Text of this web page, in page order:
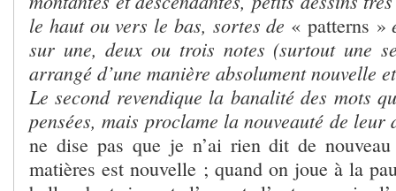
le haut ou vers le bas, sortes de « patterns »
sur une, deux ou trois notes (surtout une
arrangé d’une manière absolument nouvelle
Le second revendique la banalité des mots
pensées, mais proclame la nouveauté de
ne dise pas que je n’ai rien dit de
matières est nouvelle ; quand on joue à la